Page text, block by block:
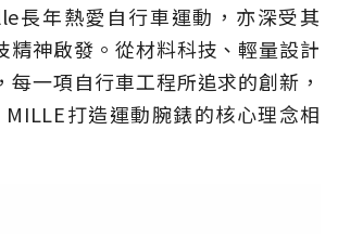
長年熱愛自行車運動，亦深受其
精神啟發。從材料科技、輕量設計
每一項自行車工程所追求的創新，
MILLE打造運動腕錶的核心理念相